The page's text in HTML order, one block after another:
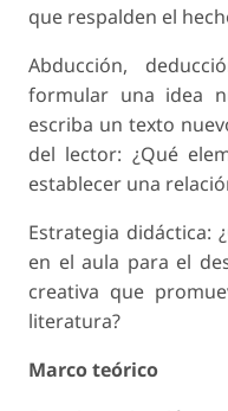
que respalden el
Abducción,
formular una idea
escriba un texto
del lector: ¿Qué
establecer una
Estrategia didáctica:
en el aula para el
creativa que
literatura?
Marco teórico